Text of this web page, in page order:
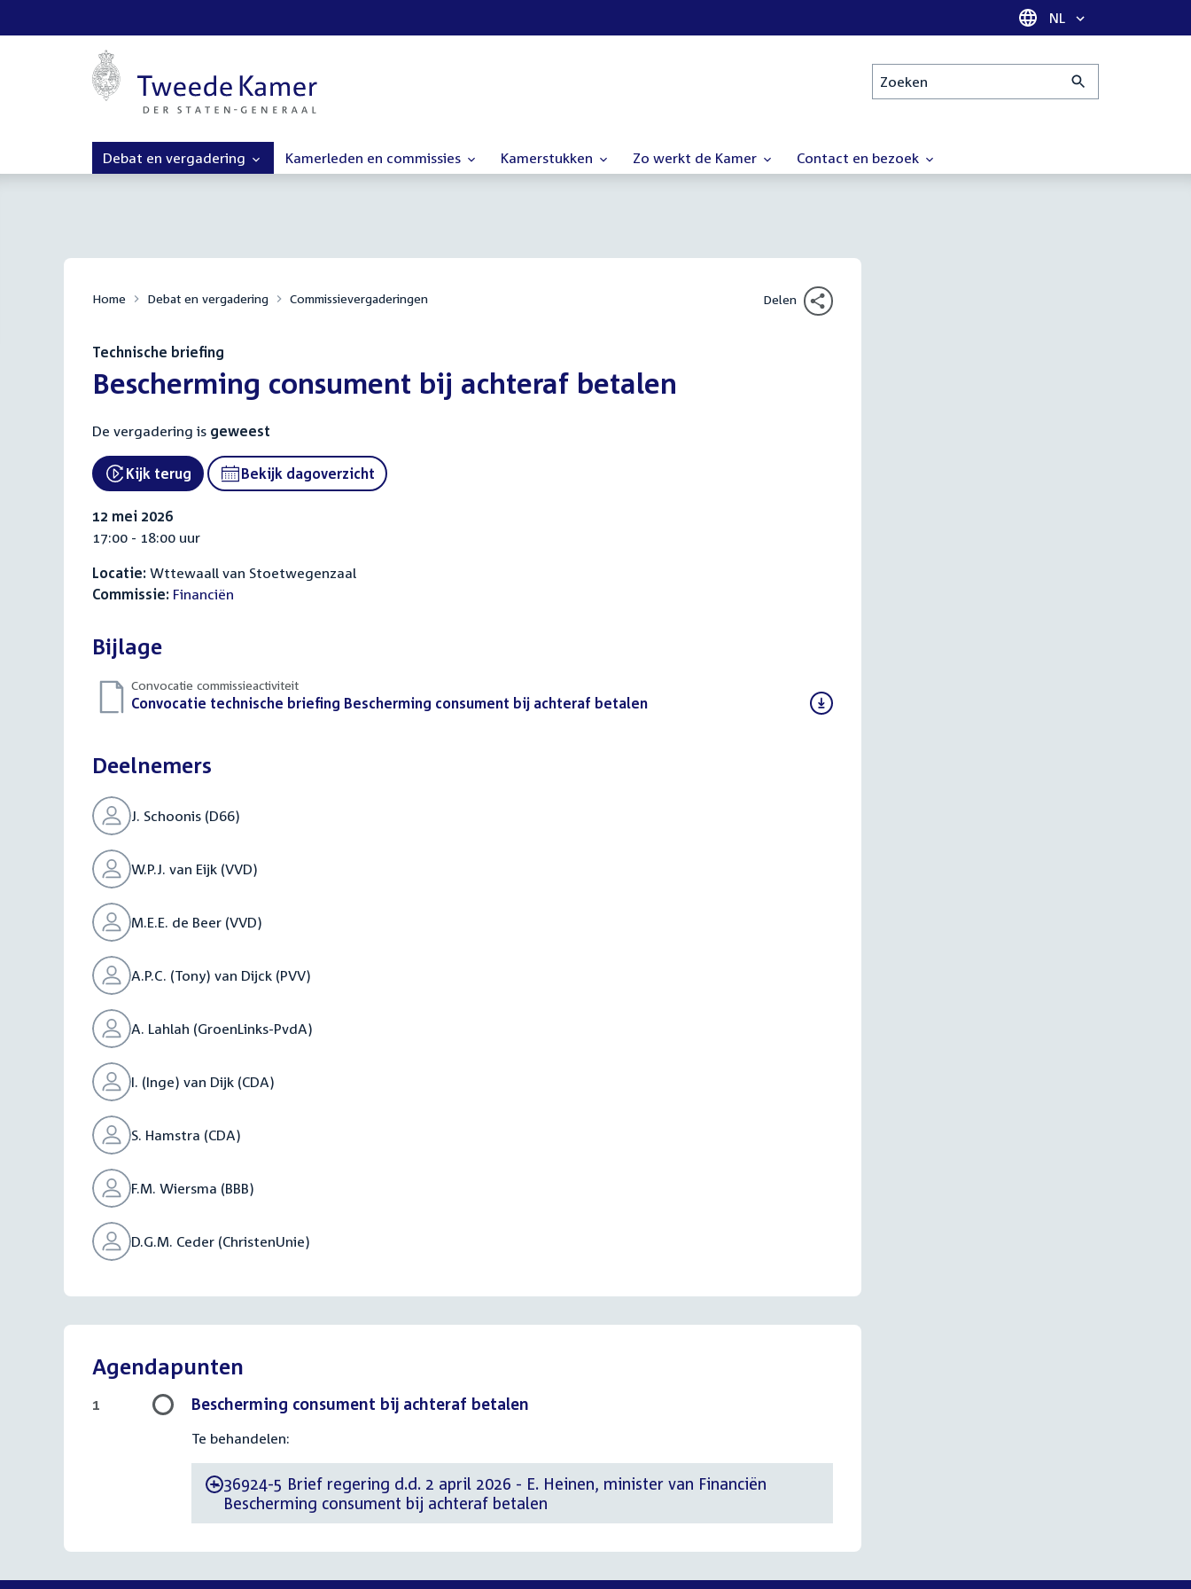
Taal selectie
NL
Zoeken
Debat en vergadering Kamerleden en commissies Kamerstukken Zo werkt de Kamer Contact en bezoek
Home Debat en vergadering Commissievergaderingen Delen
Technische briefing
:Bescherming consument bij achteraf betalen
De vergadering is geweest
External link:
Kijk terug Bekijk dagoverzicht
12 mei 2026
17:00 - 18:00 uur
Locatie: Wttewaall van Stoetwegenzaal
Commissie: Financiën
Bijlage
Convocatie commissieactiviteit
Download
Convocatie technische briefing Bescherming consument bij achteraf betalen
Deelnemers
J. Schoonis (D66)
W.P.J. van Eijk (VVD)
M.E.E. de Beer (VVD)
A.P.C. (Tony) van Dijck (PVV)
A. Lahlah (GroenLinks-PvdA)
I. (Inge) van Dijk (CDA)
S. Hamstra (CDA)
F.M. Wiersma (BBB)
D.G.M. Ceder (ChristenUnie)
Agendapunten
Bescherming consument bij achteraf betalen
Te behandelen:
-36924-5 Brief regering d.d. 2 april 2026 - E. Heinen, minister van Financiën
Bescherming consument bij achteraf betalen
1